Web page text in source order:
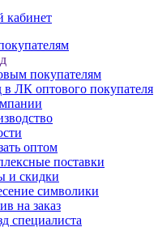
кабинет
покупателям
в ЛК оптового покупателя
оптом
поставки
и скидки
символики
на заказ
специалиста